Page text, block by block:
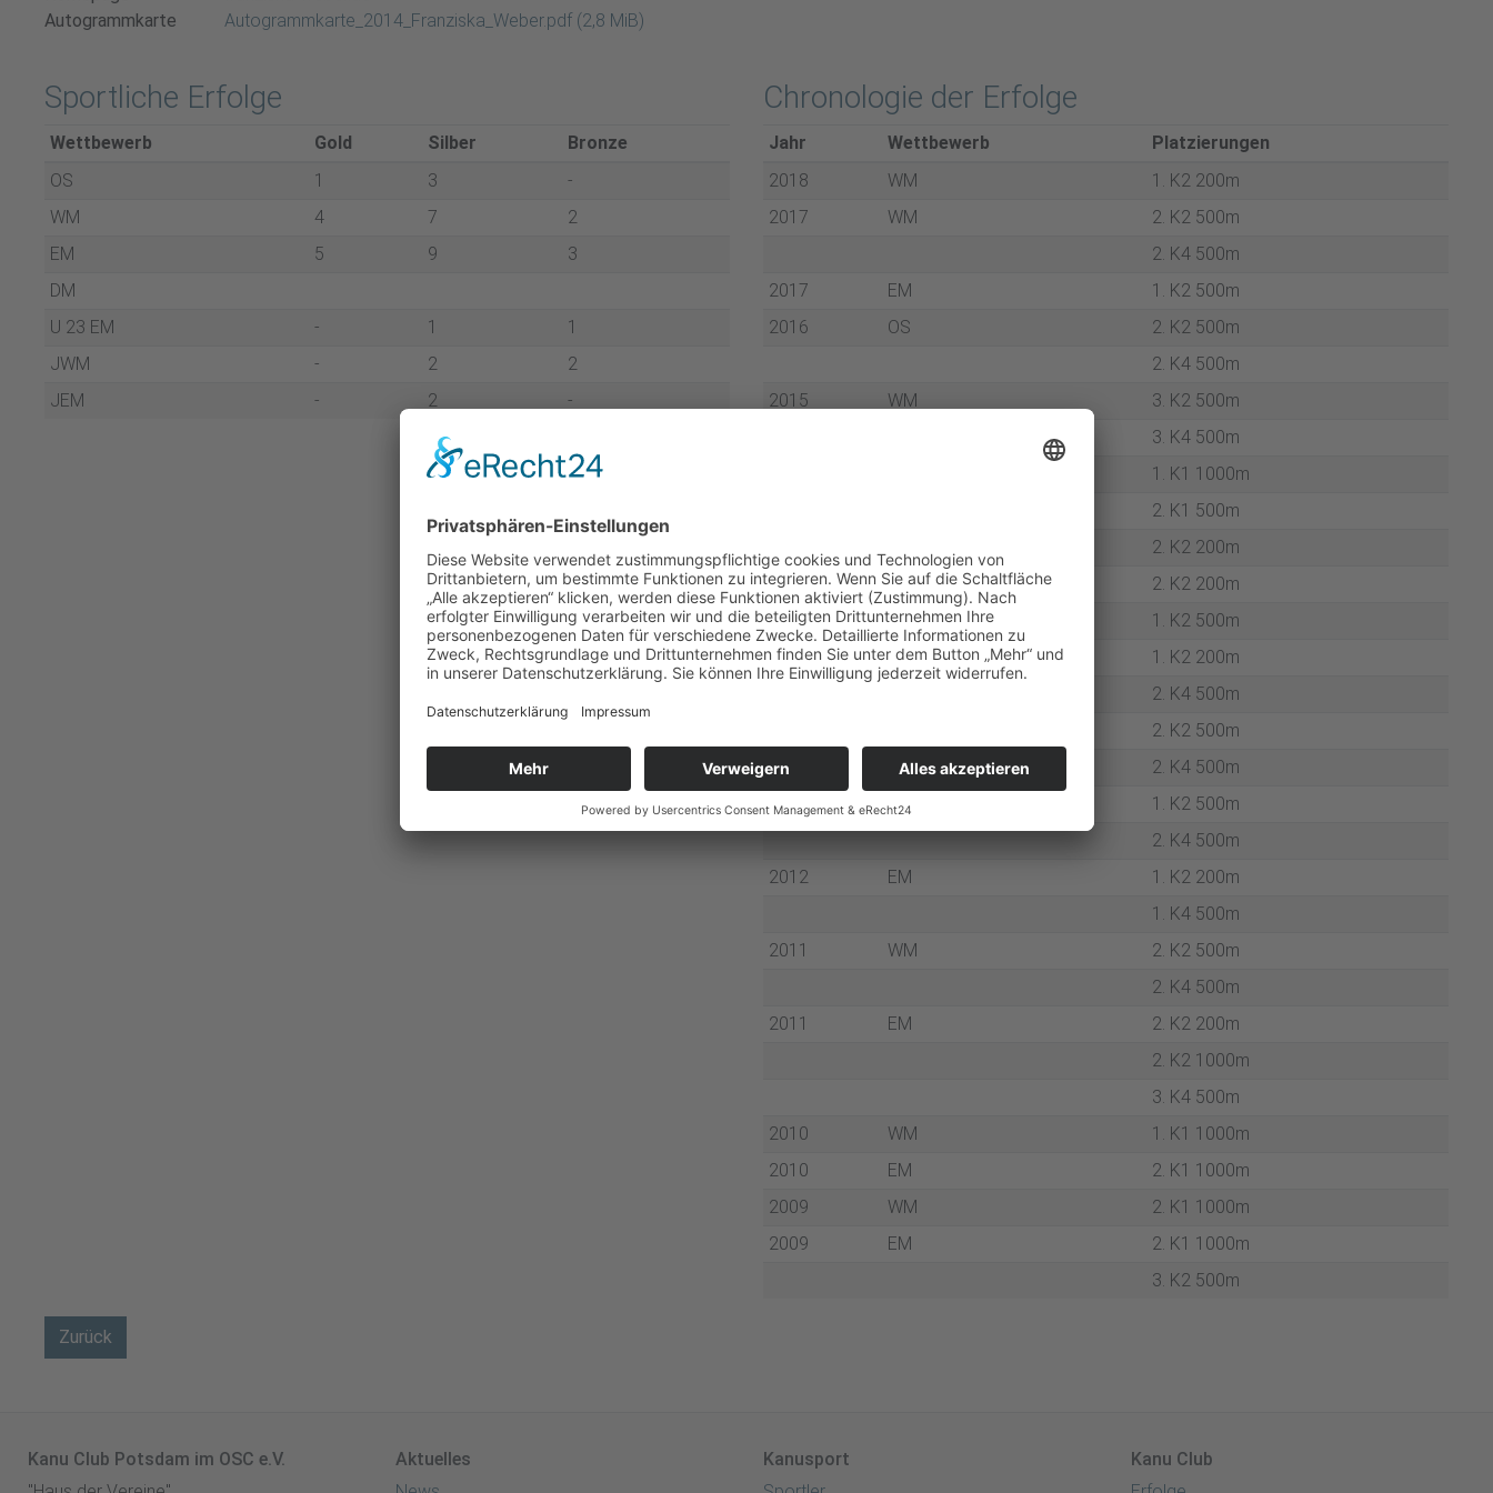
Autogrammkarte
Autogrammkarte_2014_Franziska_Weber.pdf (2,8 MiB)
Sportliche Erfolge
Wett­be­werb Gold Sil­ber
Bron­ze
OS
1 3
-
WM
4 7
2
EM
5 9
3
DM
U 23 EM
- 1
1
JWM
- 2
2
JEM
- 2 -
Chronologie der Erfolge
Jahr Wett­be­werb
Plat­zie­run­gen
2018
WM
1. K2 200m
2017
WM
2. K2 500m
2. K4 500m
2017
EM
1. K2 500m
2016
OS
2. K2 500m
2. K4 500m
2015
WM
3. K2 500m
3. K4 500m
1. K1 1000m
2. K1 500m
2. K2 200m
2014
EM
2. K2 200m
2013
WM
1. K2 500m
1. K2 200m
2. K4 500m
2. K2 500m
2. K4 500m
2012
OS
1. K2 500m
2. K4 500m
2012
EM
1. K2 200m
1. K4 500m
2011
WM
2. K2 500m
2. K4 500m
2011
EM
2. K2 200m
2. K2 1000m
3. K4 500m
2010
WM
1. K1 1000m
2010
EM
2. K1 1000m
2009
WM
2. K1 1000m
2009
EM
2. K1 1000m
3. K2 500m
Zurück
Kanu Club Potsdam im OSC e.V.
Aktuelles
Kanusport
Kanu Club